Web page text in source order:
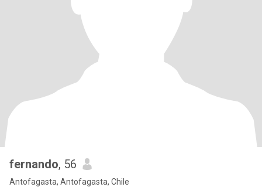
fernando, 56
Antofagasta, Antofagasta, Chile